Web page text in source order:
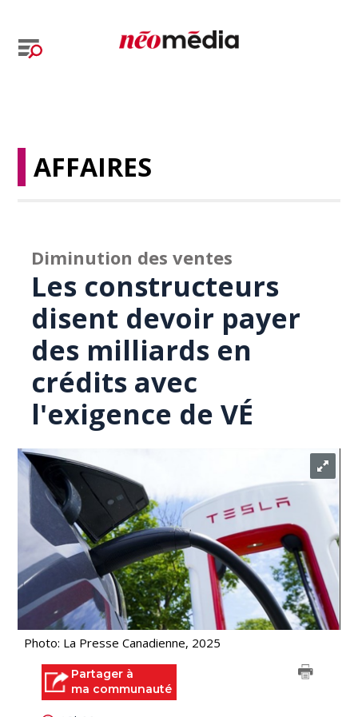
AFFAIRES
Diminution des ventes
Les constructeurs
disent devoir payer
des milliards en
crédits avec
l'exigence de VÉ
Photo: La Presse Canadienne, 2025
Partager à
ma communauté